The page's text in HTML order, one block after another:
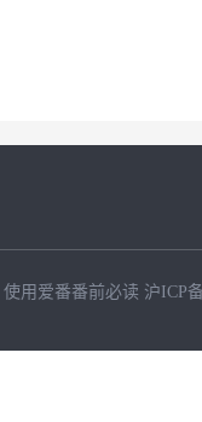
使用爱番番前必读 沪ICP